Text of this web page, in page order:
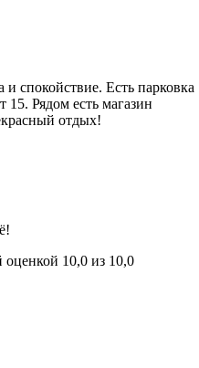
спокойствие. Есть парковка
Рядом есть магазин
отдых!
оценкой 10,0 из 10,0